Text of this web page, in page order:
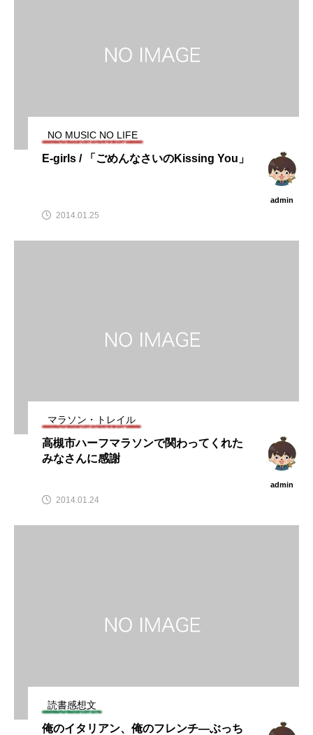
NO MUSIC NO LIFE
E-girls / 「ごめんなさいのKissing You」
admin
2014.01.25
マラソン・トレイル
高槻市ハーフマラソンで関わってくれた
みなさんに感謝
admin
2014.01.24
読書感想文
俺のイタリアン、俺のフレンチ―ぶっち